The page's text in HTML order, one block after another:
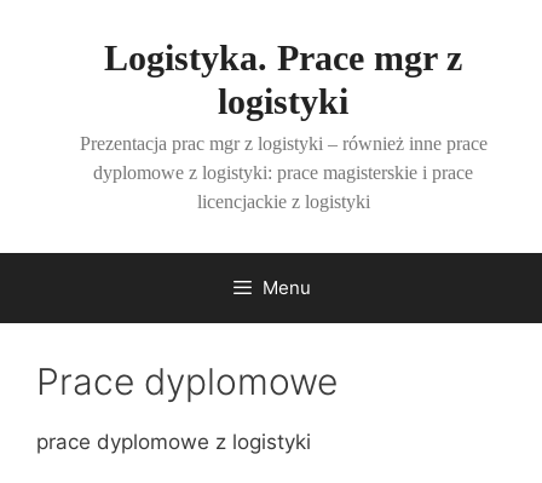
Logistyka. Prace mgr z
logistyki
Prezentacja prac mgr z logistyki – również inne prace
dyplomowe z logistyki: prace magisterskie i prace
licencjackie z logistyki
Menu
Prace dyplomowe
prace dyplomowe z logistyki